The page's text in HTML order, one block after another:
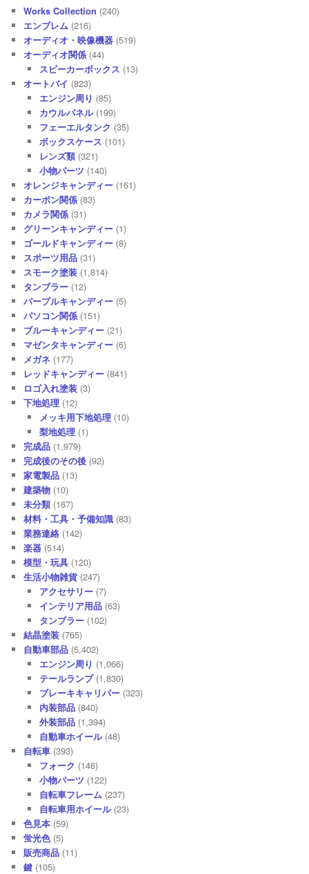
Works Collection (240)
エンブレム (216)
オーディオ・映像機器 (519)
オーディオ関係 (44)
スピーカーボックス (13)
オートバイ (823)
エンジン周り (85)
カウルパネル(199)
フェーエルタンク (35)
ボックスケース (101)
レンズ類(321)
小物パーツ (140)
オレンジキャンディー (161)
カーボン関係 (83)
カメラ関係 (31)
グリーンキャンディー (1)
ゴールドキャンディー (8)
スポーツ用品 (31)
スモーク塗装 (1,814)
タンブラー (12)
パープルキャンディー (5)
パソコン関係 (151)
ブルーキャンディー (21)
マゼンタキャンディー (6)
メガネ (177)
レッドキャンディー (841)
ロゴ入れ塗装 (3)
下地処理 (12)
メッキ用下地処理(10)
梨地処理(1)
完成品 (1,979)
完成後のその後 (92)
家電製品 (13)
建築物 (10)
未分類 (167)
材料・工具・予備知識 (83)
業務連絡 (142)
楽器 (514)
模型・玩具 (120)
生活小物雑貨 (247)
アクセサリー(7)
インテリア用品(63)
タンブラー(102)
結晶塗装 (765)
自動車部品 (5,402)
エンジン周り (1,066)
テールランプ(1,830)
ブレーキキャリパー(323)
内装部品(840)
外装部品(1,394)
自動車ホイール(48)
自転車 (393)
フォーク (146)
小物パーツ (122)
自転車フレーム (237)
自転車用ホイール(23)
色見本 (59)
蛍光色(5)
販売商品 (11)
鍵 (105)